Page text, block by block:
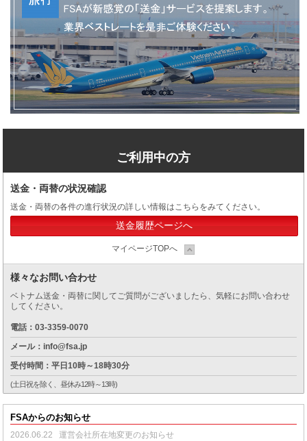
ご利用中の方
送金・両替の状況確認
送金・両替の各件の進行状況の詳しい情報はこちらをみてください。
送金履歴ページへ
マイページTOPへ
様々なお問い合わせ
ベトナム送金・両替に関してご質問がございましたら、気軽にお問い合わせ
してください。
電話：03-3359-0070
メール：info@fsa.jp
受付時間：平日10時～18時30分
(土日祝を除く、昼休み12時～13時)
FSAからのお知らせ
2026.06.22
運営会社所在地変更のお知らせ